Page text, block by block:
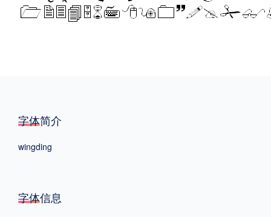
.TTF
中国大陆
字体简介
wingding
字体信息